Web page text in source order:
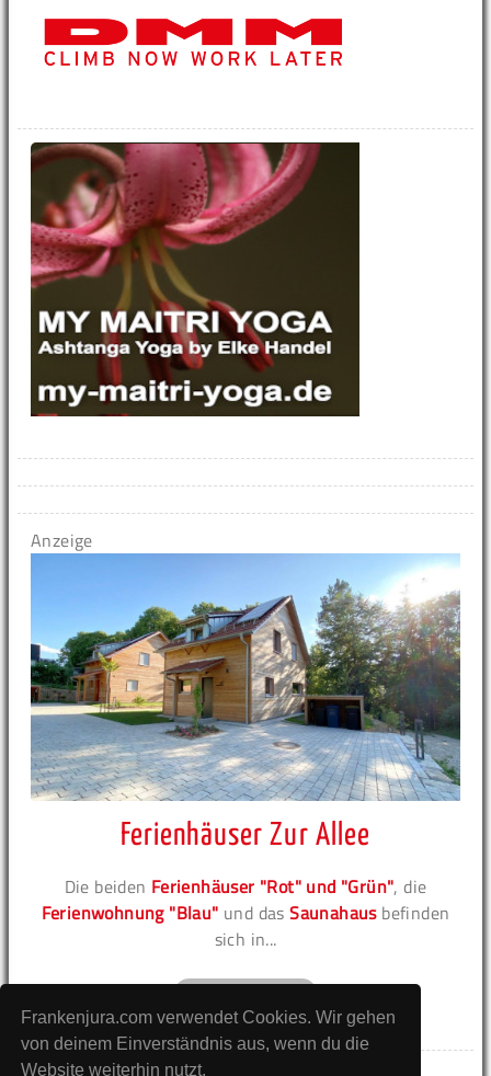
Frankenjura.com verwendet Cookies. Wir gehen
von deinem Einverständnis aus, wenn du die
Website weiterhin nutzt.
Anzeige
Ferienhäuser Zur Allee
Die beiden Ferienhäuser "Rot" und "Grün", die
Ferienwohnung "Blau" und dasSaunahausbefinden
sich in...